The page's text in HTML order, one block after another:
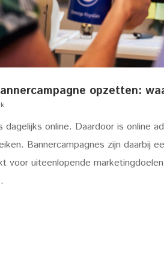
opzetten:
dagelijks online. Daardoor is online
Bannercampagnes zijn daarbij
voor uiteenlopende